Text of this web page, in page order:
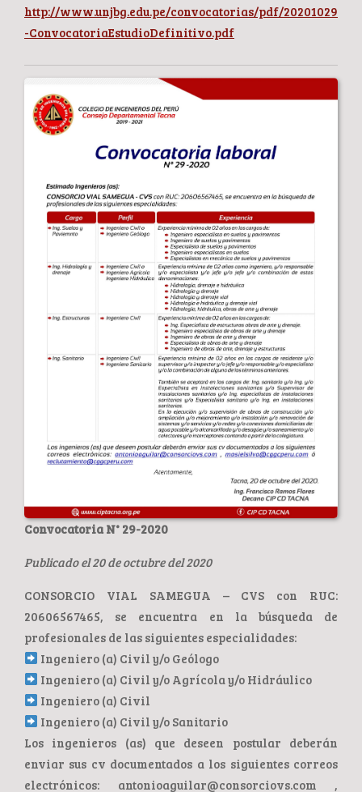
http://www.unjbg.edu.pe/convocatorias/pdf/20201029
-ConvocatoriaEstudioDefinitivo.pdf
Convocatoria N° 29-2020
Publicado el 20 de octubre del 2020
CONSORCIO VIAL SAMEGUA – CVS con RUC:
20606567465, se encuentra en la búsqueda de
profesionales de las siguientes especialidades:
Ingeniero (a) Civil y/o Geólogo
Ingeniero (a) Civil y/o Agrícola y/o Hidráulico
Ingeniero (a) Civil
Ingeniero (a) Civil y/o Sanitario
Los ingenieros (as) que deseen postular deberán
enviar sus cv documentados a los siguientes correos
electrónicos: antonioaguilar@consorciovs.com ,